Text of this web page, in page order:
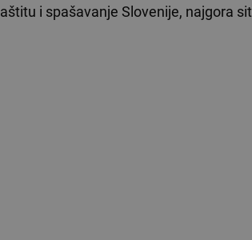
i spašavanje Slovenije, najgora